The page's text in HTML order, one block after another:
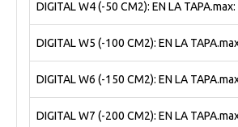
DIGITAL W4 (-50 CM2): EN LA
DIGITAL W5 (-100 CM2): EN LA
DIGITAL W6 (-150 CM2): EN LA
DIGITAL W7 (-200 CM2): EN LA